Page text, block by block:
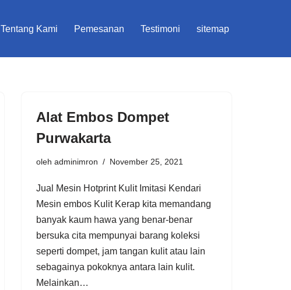
Tentang Kami Pemesanan Testimoni sitemap
Alat Embos Dompet
Purwakarta
oleh adminimron November 25, 2021
Jual Mesin Hotprint Kulit Imitasi Kendari
Mesin embos Kulit Kerap kita memandang
banyak kaum hawa yang benar-benar
bersuka cita mempunyai barang koleksi
seperti dompet, jam tangan kulit atau lain
sebagainya pokoknya antara lain kulit.
Melainkan…